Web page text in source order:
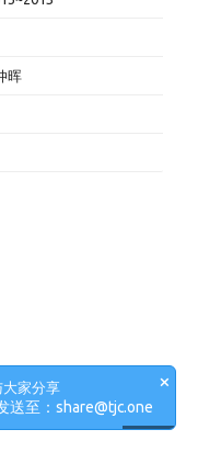
晖
家分享
送至：share@tjc.one
×